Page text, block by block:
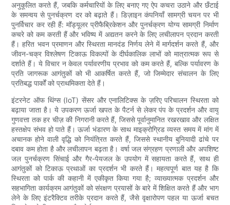
अनुकूलित करते हैं, जबकि कर्मचारियों के लिए बनाए गए ऐप कचरा उठाने और छँटाई
के समन्वय से पुनर्चक्रण दर को बढ़ाते हैं। डिज़ाइन कंपनियाँ सामग्री चयन पर भी
पुनर्विचार कर रही हैं: मॉड्यूलर प्रीफैब्रिकेशन और पुनर्चक्रण योग्य सामग्री निर्माण
कचरे को कम करती हैं और भविष्य में अद्यतन करने के लिए लचीलापन प्रदान करती
हैं। हरित भवन प्रमाणन और स्थिरता मानदंड निर्णय लेने में मार्गदर्शन करते हैं, और
जीवन-चक्र विश्लेषण टिकाऊ विकल्पों के दीर्घकालिक लाभों को मात्रात्मक रूप से
दर्शाते हैं। ये विचार न केवल पर्यावरणीय प्रभाव को कम करते हैं, बल्कि पर्यावरण के
प्रति जागरूक आगंतुकों को भी आकर्षित करते हैं, जो जिम्मेदार संचालन के लिए
प्रतिबद्ध पार्कों को प्राथमिकता देते हैं।
इंटरनेट ऑफ थिंग्स (IoT) सेंसर और एनालिटिक्स के ज़रिए परिचालन स्थिरता को
बढ़ाया जाता है। ये उपकरण ऊर्जा खपत के पैटर्न से लेकर पंप के प्रदर्शन और वायु
गुणवत्ता तक हर चीज़ की निगरानी करते हैं, जिससे पूर्वानुमानित रखरखाव और लक्षित
हस्तक्षेप संभव हो पाते हैं। ऊर्जा भंडारण के साथ माइक्रोग्रिड व्यस्त समय में मांग में
अचानक होने वाली वृद्धि को नियंत्रित करते हैं, जिससे स्थानीय बुनियादी ढांचे पर
दबाव कम होता है और लचीलापन बढ़ता है। वर्षा जल संग्रहण प्रणाली और अपशिष्ट
जल पुनर्चक्रण सिंचाई और गैर-पेयजल के उपयोग में सहायता करते हैं, साथ ही
आगंतुकों को टिकाऊ प्रथाओं का प्रदर्शन भी करते हैं। महत्वपूर्ण बात यह है कि
स्थिरता को पार्क की कहानी में एकीकृत किया गया है; व्याख्यात्मक प्रदर्शन और
सहभागिता कार्यक्रम आगंतुकों को संरक्षण प्रयासों के बारे में शिक्षित करते हैं और भाग
लेने के लिए इंटरैक्टिव तरीके प्रदान करते हैं, जैसे वृक्षारोपण पहल या ऊर्जा बचत